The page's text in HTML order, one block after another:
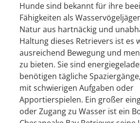
Hunde sind bekannt für ihre
Fähigkeiten als
Natur aus hartnäckig und
Haltung dieses Retrievers ist es
ausreichend Bewegung und
zu bieten. Sie sind
benötigen tägliche
mit schwierigen Aufgaben oder
Apportierspielen. Ein großer
oder Zugang zu Wasser ist ein